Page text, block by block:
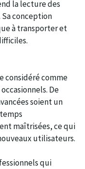
la lecture des
conception
à transporter et
considéré comme
De
soient un
maîtrisées, ce qui
utilisateurs.
qui